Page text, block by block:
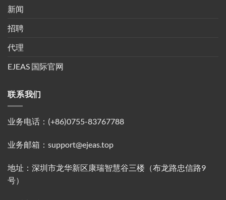
新闻
招聘
代理
EJEAS 国际官网
联系我们
业务电话：(+86)0755-83767788
业务邮箱：support@ejeas.top
地址：深圳市龙华新区康瑞智慧谷三楼（布龙路忠信路9
号）